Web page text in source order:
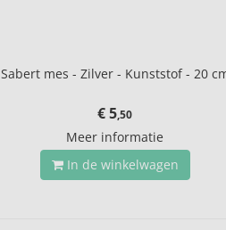
Sabert mes - Zilver - Kunststof - 20
€ 5,50
Meer informatie
In de winkelwagen